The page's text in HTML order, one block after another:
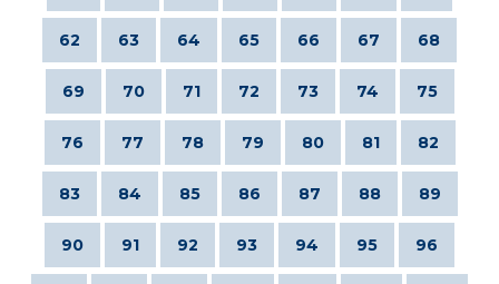
62 63 64 65 66 67 68
69 70 71 72 73 74 75
76 77 78 79 80 81 82
83 84 85 86 87 88 89
90 91 92 93 94 95 96